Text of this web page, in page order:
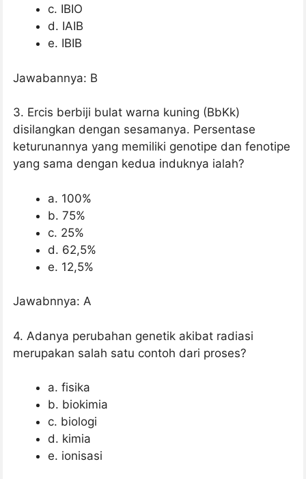
c. IBIO
d. IAIB
e. IBIB
Jawabannya: B
3. Ercis berbiji bulat warna kuning (BbKk)
disilangkan dengan sesamanya. Persentase
keturunannya yang memiliki genotipe dan fenotipe
yang sama dengan kedua induknya ialah?
a. 100%
b. 75%
c. 25%
d. 62,5%
e. 12,5%
Jawabnnya: A
4. Adanya perubahan genetik akibat radiasi
merupakan salah satu contoh dari proses?
a. fisika
b. biokimia
c. biologi
d. kimia
e. ionisasi